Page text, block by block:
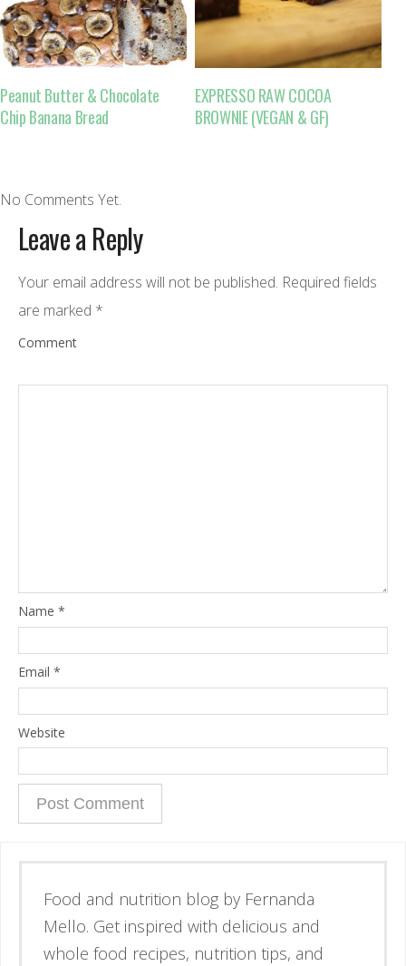
Peanut Butter & Chocolate
Chip Banana Bread
EXPRESSO RAW COCOA
BROWNIE (VEGAN & GF)
No Comments Yet.
Leave a Reply
Your email address will not be published. Required fields
are marked *
Comment
Name *
Email *
Website
Esse é o blog da nutricionista Fernanda
Mello. Se inspire através de receitas
simples e deliciosas, alimentos de verdade